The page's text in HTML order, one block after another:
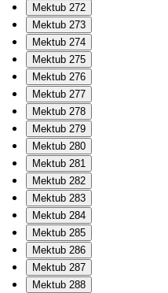
Mektub 272
Mektub 273
Mektub 274
Mektub 275
Mektub 276
Mektub 277
Mektub 278
Mektub 279
Mektub 280
Mektub 281
Mektub 282
Mektub 283
Mektub 284
Mektub 285
Mektub 286
Mektub 287
Mektub 288